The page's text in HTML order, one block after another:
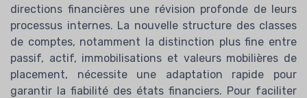
directions financières une révision profonde de leurs
processus internes. La nouvelle structure des classes
de comptes, notamment la distinction plus fine entre
passif, actif, immobilisations et valeurs mobilières de
placement, nécessite une adaptation rapide pour
garantir la fiabilité des états financiers. Pour faciliter